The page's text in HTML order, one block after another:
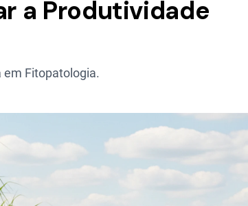
a Produtividade
em Fitopatologia.